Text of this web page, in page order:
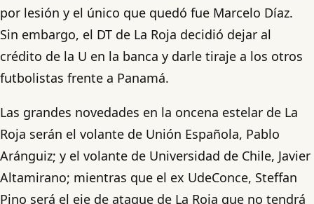
por lesión y el único que quedó fue Marcelo Díaz.
Sin embargo, el DT de La Roja decidió dejar al
crédito de la U en la banca y darle tiraje a los otros
futbolistas frente a Panamá.
Las grandes novedades en la oncena estelar de La
Roja serán el volante de Unión Española, Pablo
Aránguiz; y el volante de Universidad de Chile, Javier
Altamirano; mientras que el ex UdeConce, Steffan
Pino será el eje de ataque de La Roja que no tendrá